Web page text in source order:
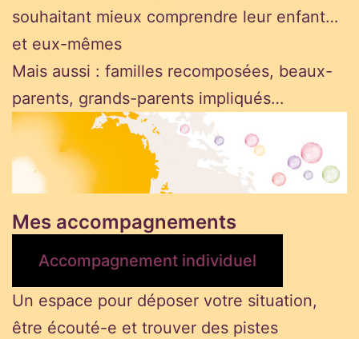
souhaitant mieux comprendre leur enfant…
et eux-mêmes
Mais aussi : familles recomposées, beaux-
parents, grands-parents impliqués…
Mes accompagnements
Accompagnement individuel
Un espace pour déposer votre situation,
être écouté-e et trouver des pistes